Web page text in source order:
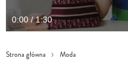
0:00 / 1:30
Strona główna Moda